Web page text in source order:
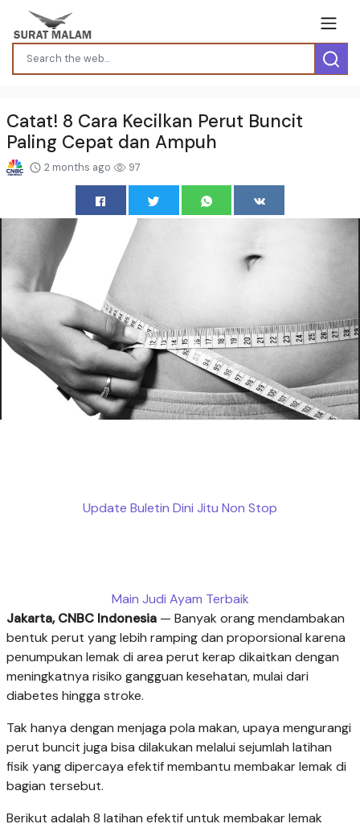
Catat! 8 Cara Kecilkan Perut Buncit
Paling Cepat dan Ampuh
2 months ago 97
Update Buletin Dini Jitu Non Stop
Main Judi Ayam Terbaik
Jakarta, CNBC Indonesia — Banyak orang mendambakan
bentuk perut yang lebih ramping dan proporsional karena
penumpukan lemak di area perut kerap dikaitkan dengan
meningkatnya risiko gangguan kesehatan, mulai dari
diabetes hingga stroke.
Tak hanya dengan menjaga pola makan, upaya mengurangi
perut buncit juga bisa dilakukan melalui sejumlah latihan
fisik yang dipercaya efektif membantu membakar lemak di
bagian tersebut.
Berikut adalah 8 latihan efektif untuk membakar lemak